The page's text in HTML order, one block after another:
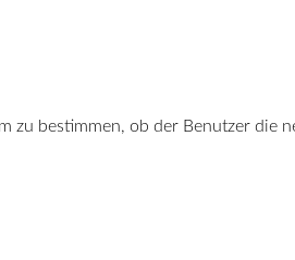
zu bestimmen, ob der Benutzer die